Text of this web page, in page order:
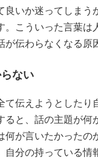
良いか迷ってしまう
。こういった言葉は
が伝わらなくなる原
ない
て伝えようとしたり
ると、話の主題が何
何が言いたかったの
自分の持っている情